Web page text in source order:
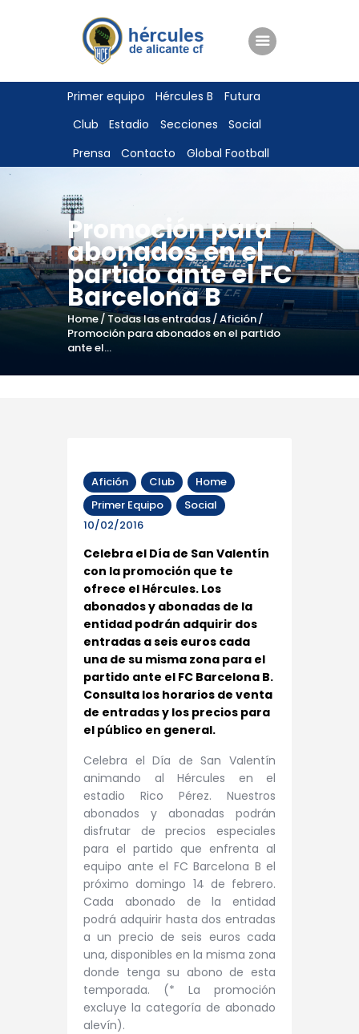
Primer equipo Hércules B
Futura
Club
Estadio Secciones
Social
Prensa
Contacto Global Football
Promoción para
abonados en el
partido ante el FC
Barcelona B
Home Todas las entradas Afición
Promoción para abonados en el partido
ante el...
ENTRADAS
TIENDA
HÉRCULESCF100
Afición Club
Home
Primer Equipo
Social
10/02/2016
Celebra el Día de San Valentín
con la promoción que te
ofrece el Hércules. Los
abonados y abonadas de la
entidad podrán adquirir dos
entradas a seis euros cada
una de su misma zona para el
partido ante el FC Barcelona B.
Consulta los horarios de venta
de entradas y los precios para
el público en general.
Celebra el Día de San Valentín
animando al Hércules en el
estadio Rico Pérez. Nuestros
abonados y abonadas podrán
disfrutar de precios especiales
para el partido que enfrenta al
equipo ante el FC Barcelona B el
próximo domingo 14 de febrero.
Cada abonado de la entidad
podrá adquirir hasta dos entradas
a un precio de seis euros cada
una, disponibles en la misma zona
donde tenga su abono de esta
temporada. (* La promoción
excluye la categoría de abonado
alevín).